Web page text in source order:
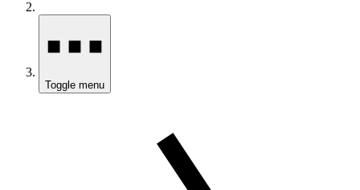
Toggle menu